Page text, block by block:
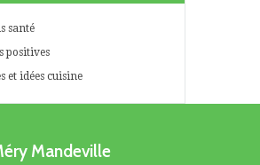
santé
positives
et idées cuisine
Mandeville